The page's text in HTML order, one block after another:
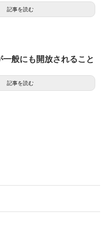
記事を読む
般にも開放されること
記事を読む